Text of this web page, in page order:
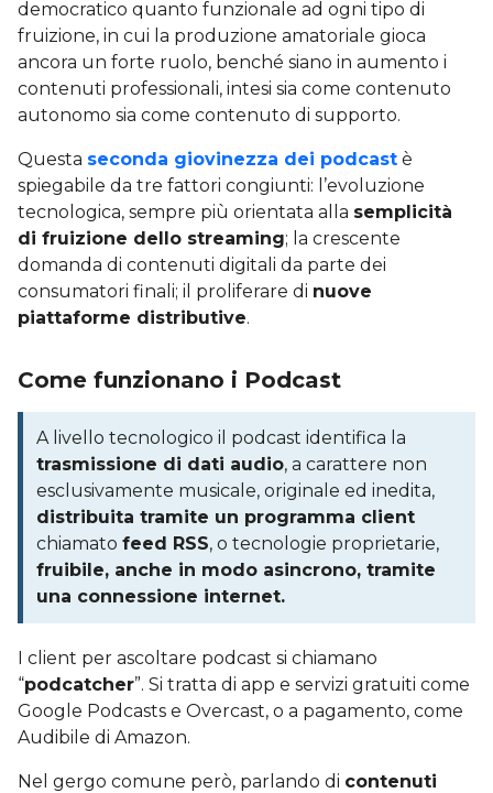
democratico quanto funzionale ad ogni tipo di
fruizione, in cui la produzione amatoriale gioca
ancora un forte ruolo, benché siano in aumento i
contenuti professionali, intesi sia come contenuto
autonomo sia come contenuto di supporto.
Questa seconda giovinezza dei podcast è
spiegabile da tre fattori congiunti: l’evoluzione
tecnologica, sempre più orientata alla semplicità
di fruizione dello streaming; la crescente
domanda di contenuti digitali da parte dei
consumatori finali; il proliferare di nuove
piattaforme distributive.
Come funzionano i Podcast
A livello tecnologico il podcast identifica la
trasmissione di dati audio, a carattere non
esclusivamente musicale, originale ed inedita,
distribuita tramite un programma client
chiamato feed RSS, o tecnologie proprietarie,
fruibile, anche in modo asincrono, tramite
una connessione internet.
I client per ascoltare podcast si chiamano
“podcatcher”. Si tratta di app e servizi gratuiti come
Google Podcasts e Overcast, o a pagamento, come
Audibile di Amazon.
Nel gergo comune però, parlando di contenuti